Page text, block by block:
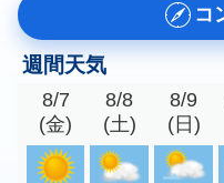
コ
週間天気
8/7
(金)
8/8
(土)
8/9
(日)